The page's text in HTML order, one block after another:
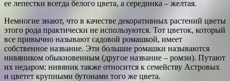
ее лепестки всегда белого цвета, а серединка – желтая.
Немногие знают, что в качестве декоративных растений цветы
этого рода практически не используются. Тот цветок, который
все привычно называют садовой ромашкой, имеет
собственное название. Эти большие ромашки называются
нивяником обыкновенным (другое название – ромэн). Путают
их недаром: нивяник также относится к семейству Астровых
и цветет крупными бутонами того же цвета.